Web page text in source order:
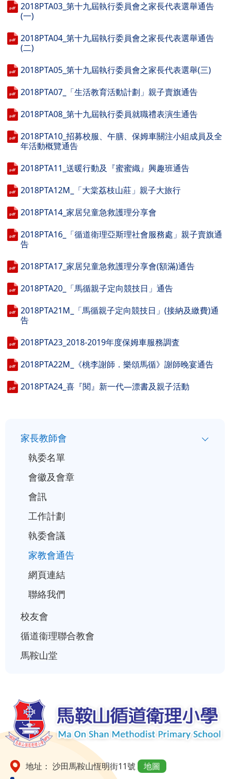
2018PTA03_第十九屆執行委員會之家長代表選舉通告
(一)
2018PTA04_第十九屆執行委員會之家長代表選舉通告
(二)
2018PTA05_第十九屆執行委員會之家長代表選舉(三)
2018PTA07_「生活教育活動計劃」親子賣旗通告
2018PTA08_第十九屆執行委員就職禮表演生通告
2018PTA10_招募校服、午膳、保姆車關注小組成員及全
年活動概覽通告
2018PTA11_送暖行動及『蜜蜜織』興趣班通告
2018PTA12M_「大棠荔枝山莊」親子大旅行
2018PTA14_家居兒童急救護理分享會
2018PTA16_「循道衛理亞斯理社會服務處」親子賣旗通
告
2018PTA17_家居兒童急救護理分享會(額滿)通告
2018PTA20_「馬循親子定向競技日」通告
2018PTA21M_「馬循親子定向競技日」(接納及繳費)通
告
2018PTA23_2018-2019年度保姆車服務調査
2018PTA22M_《桃李謝師．樂頌馬循》謝師晚宴通告
2018PTA24_喜『閱』新一代—漂書及親子活動
家長教師會
執委名單
會徽及會章
會訊
工作計劃
執委會議
家教會通告
網頁連結
聯絡我們
校友會
循道衞理聯合教會
馬鞍山堂
地址： 沙田馬鞍山恆明街11號
地圖